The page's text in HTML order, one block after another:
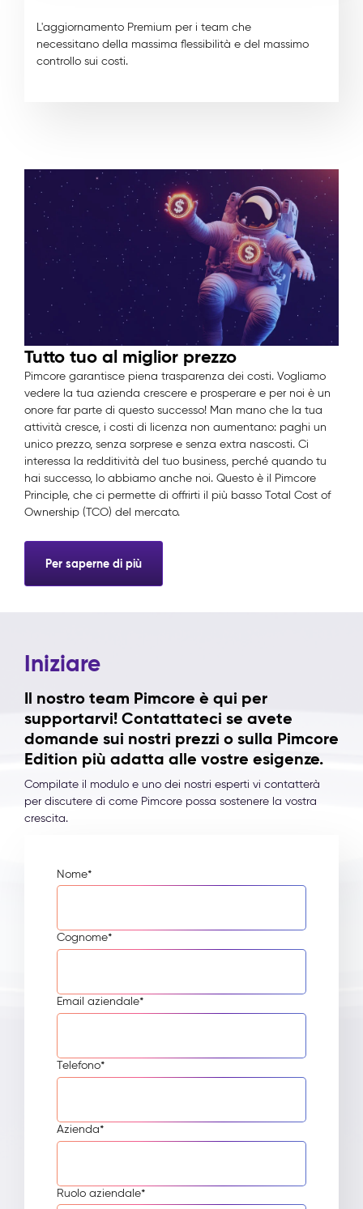
L'aggiornamento Premium per i team che
necessitano della massima flessibilità e del massimo
controllo sui costi.
Tutto tuo al miglior prezzo
Pimcore garantisce piena trasparenza dei costi. Vogliamo
vedere la tua azienda crescere e prosperare e per noi è un
onore far parte di questo successo! Man mano che la tua
attività cresce, i costi di licenza non aumentano: paghi un
unico prezzo, senza sorprese e senza extra nascosti. Ci
interessa la redditività del tuo business, perché quando tu
hai successo, lo abbiamo anche noi. Questo è il Pimcore
Principle, che ci permette di offrirti il più basso Total Cost of
Ownership (TCO) del mercato.
Per saperne di più
Iniziare
Il nostro team Pimcore è qui per
supportarvi! Contattateci se avete
domande sui nostri prezzi o sulla Pimcore
Edition più adatta alle vostre esigenze.
Compilate il modulo e uno dei nostri esperti vi contatterà
per discutere di come Pimcore possa sostenere la vostra
crescita.
Nome*
Cognome*
Email aziendale*
Telefono*
Azienda*
Ruolo aziendale*